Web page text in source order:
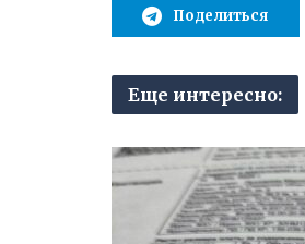
Поделиться
Еще интересно: